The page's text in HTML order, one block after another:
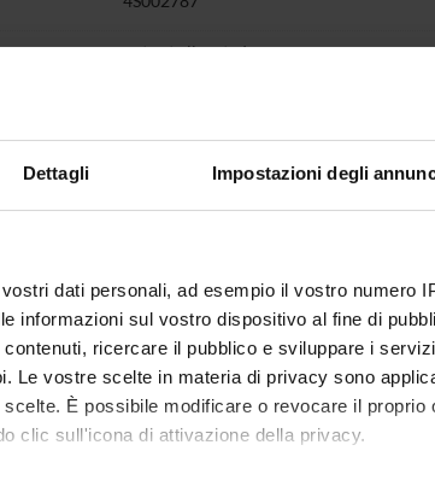
Dettagli Impostazioni degli
dati personali, ad esempio il vostro numero
informazioni sul vostro dispositivo al fine di
ricercare il pubblico e sviluppare i
Le vostre scelte in materia di privacy sono
È possibile modificare o revocare il
clic sull'icona di attivazione della privacy.
not yet allocated
PROFIN_S -Inserito automaticamente da
not yet allocated